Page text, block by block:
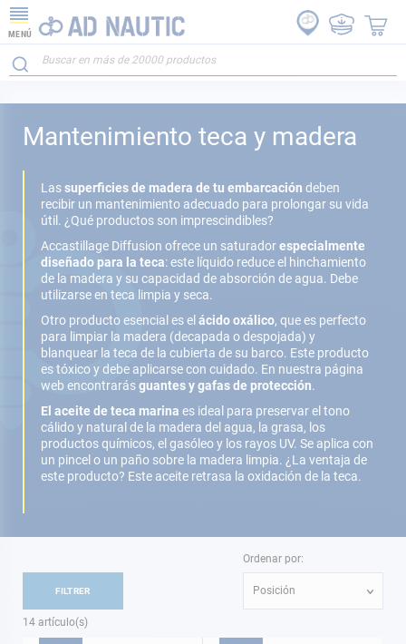
MENÚ
Mantenimiento teca y madera
Lassuperficies de madera de tu embarcación deben
recibir un mantenimiento adecuado para prolongar su vida
útil. ¿Qué productos son imprescindibles?
Accastillage Diffusion ofrece un saturadorespecialmente
diseñado para la teca: este líquido reduce el hinchamiento
de la madera y su capacidad de absorción de agua. Debe
utilizarse en teca limpia y seca.
Otro producto esencial es el ácido oxálico, que es perfecto
para limpiar la madera (decapada o despojada) y
blanquear la teca de la cubierta de su barco. Este producto
es tóxico y debe aplicarse con cuidado. En nuestra página
web encontrarásguantes y gafas de protección.
El aceite de teca marina es ideal para preservar el tono
cálido y natural de la madera del agua, la grasa, los
productos químicos, el gasóleo y los rayos UV. Se aplica con
un pincel o un paño sobre la madera limpia. ¿La ventaja de
este producto? Este aceite retrasa la oxidación de la teca.
14 artículo(s)
Ordenar por:
Posición
FILTRER